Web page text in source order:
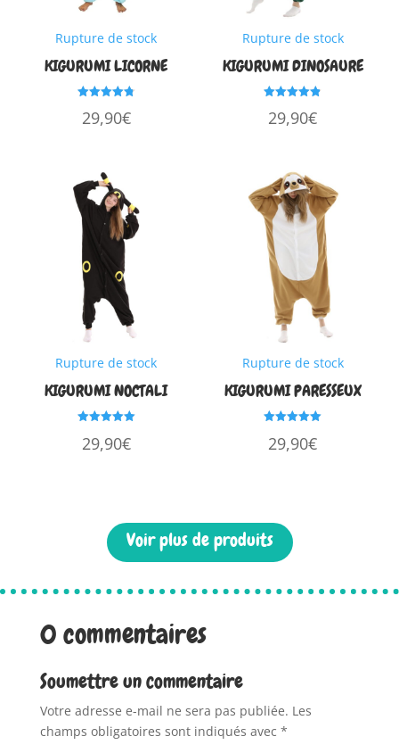
Rupture de stock
KIGURUMI LICORNE
4.77
sur 5
29,90€
Rupture de stock
KIGURUMI DINOSAURE
4.83
sur 5
29,90€
Rupture de stock
KIGURUMI NOCTALI
5.00
sur 5
29,90€
Rupture de stock
KIGURUMI PARESSEUX
5.00
sur 5
29,90€
Voir plus de produits
0 commentaires
Soumettre un commentaire
Votre adresse e-mail ne sera pas publiée. Les
champs obligatoires sont indiqués avec *